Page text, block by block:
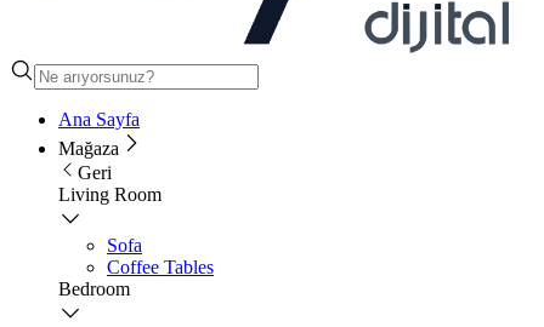
Ana Sayfa
Mağaza
Geri
Living Room
Sofa
Coffee Tables
Bedroom